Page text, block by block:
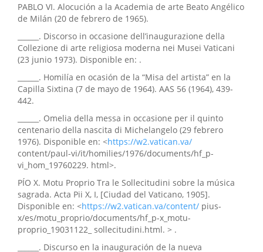
PABLO VI. Alocución a la Academia de arte Beato Angélico
de Milán (20 de febrero de 1965).
______. Discorso in occasione dell’inaugurazione della
Collezione di arte religiosa moderna nei Musei Vaticani
(23 junio 1973). Disponible en: .
______. Homilía en ocasión de la “Misa del artista” en la
Capilla Sixtina (7 de mayo de 1964). AAS 56 (1964), 439-
442.
______. Omelia della messa in occasione per il quinto
centenario della nascita di Michelangelo (29 febrero
1976). Disponible en: <https://w2.vatican.va/
content/paul-vi/it/homilies/1976/documents/hf_p-
vi_hom_19760229. html>.
PÍO X. Motu Proprio Tra le Sollecitudini sobre la música
sagrada. Acta Pii X, I, [Ciudad del Vaticano, 1905].
Disponible en: <https://w2.vatican.va/content/ pius-
x/es/motu_proprio/documents/hf_p-x_motu-
proprio_19031122_ sollecitudini.html. > .
______. Discurso en la inauguración de la nueva